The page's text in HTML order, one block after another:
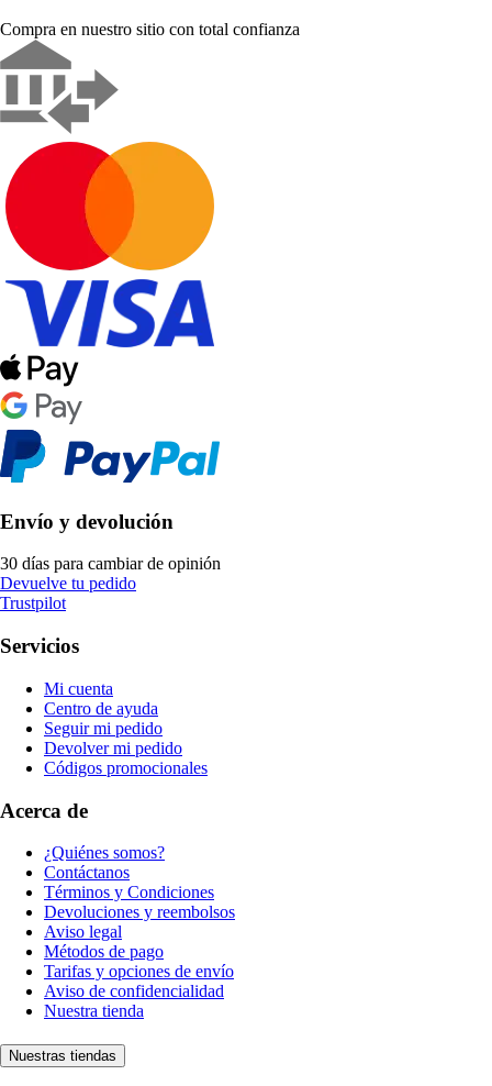
Compra en nuestro sitio con total confianza
Envío y devolución
30 días para cambiar de opinión
Devuelve tu pedido
Trustpilot
Servicios
Mi cuenta
Centro de ayuda
Seguir mi pedido
Devolver mi pedido
Códigos promocionales
Acerca de
¿Quiénes somos?
Contáctanos
Términos y Condiciones
Devoluciones y reembolsos
Aviso legal
Métodos de pago
Tarifas y opciones de envío
Aviso de confidencialidad
Nuestra tienda
Nuestras tiendas